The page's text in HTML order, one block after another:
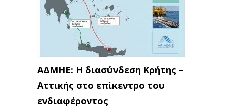
ΑΔΜΗΕ: Η διασύνδεση Κρήτης –
Αττικής στο επίκεντρο του
ενδιαφέροντος